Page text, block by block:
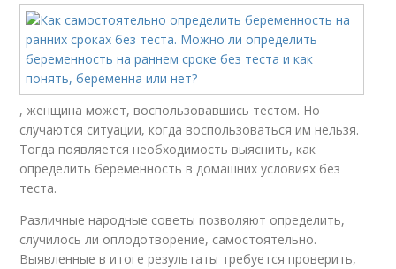
, женщина может, воспользовавшись тестом. Но
случаются ситуации, когда воспользоваться им нельзя.
Тогда появляется необходимость выяснить, как
определить беременность в домашних условиях без
теста.
Различные народные советы позволяют определить,
случилось ли оплодотворение, самостоятельно.
Выявленные в итоге результаты требуется проверить,